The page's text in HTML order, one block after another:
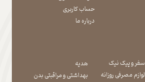
حساب کاربری
درباره ما
سفر و پیک نیک
لوازم مصرفی روزانه
هدیه
بهداشتی و مراقبتی بدن